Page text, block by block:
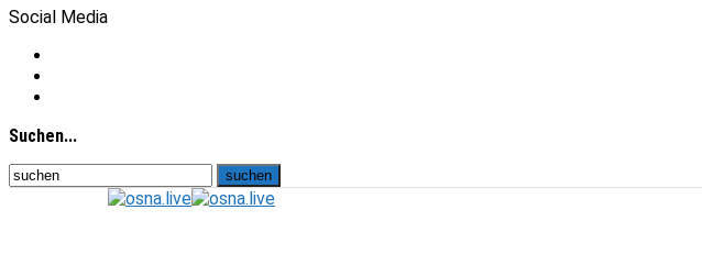
Social Media
Suchen...